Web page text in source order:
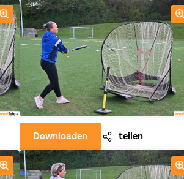
Downloaden teilen